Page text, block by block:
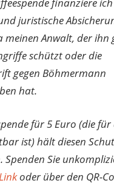
juristische
meinen Anwalt, der ihn
schützt oder die
gegen Böhmermann
hat.
für 5 Euro (die für
ist) hält diesen
Spenden Sie
oder über den QR-